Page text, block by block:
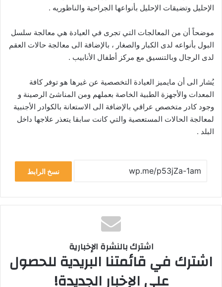
الإحليل وتضيقات الإحليل بأنواعها الجراحية والناظوريه .
موضحاً أن من المعالجات التي تجرى في العيادة هي معالجة سلسل
البول بأنواعه لدى الكبار والصغار ، بالإضافة الى معالجة حالات العقم
لدى الرجال وبالتنسيق مع مركز أطفال الأنابيب .
يُشار الى أن مايميز العيادة التخصصية عن غيرها هو توفر كافة
المعدات والأجهزة الطبية الخاصة بعملهم ومن المناشئ الرصينة و
وجود كادر متخصص عراقي بالإضافة الى الاستعانة بالكوادر الأجنبية
لمعالجة الحالات المستعصية والتي كانت سابقا يتعذر علاجها داخل
البلد .
نسخ الرابط
اشترك بالنشرة الإخبارية
اشترك في قائمتنا البريدية للحصول
على الإخبار الجديدة!